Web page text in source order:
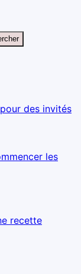
des invités
les
recette